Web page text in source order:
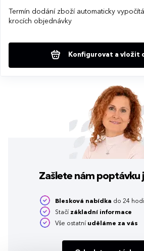
Termín dodání zboží automaticky
krocích objednávky
Konfigurovat a vložit
Zašlete nám poptávku
Blesková nabídka do 24
Stačí základní informace
Vše ostatní uděláme za vás